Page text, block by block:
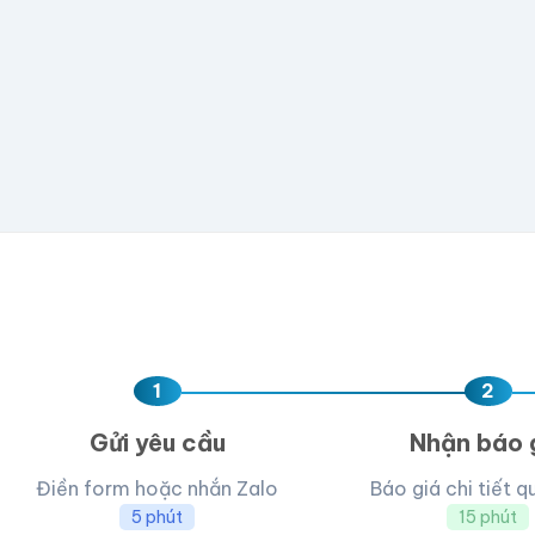
1
Gửi yêu cầu
Điền form hoặc nhắn Zalo
5 phút
2
Nhận báo
Báo giá chi tiết
15 phút